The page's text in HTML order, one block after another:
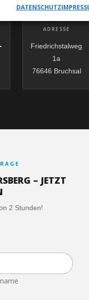
DATENSCHUTZ
ADRESSE
Friedrichstalweg
1a
76646 Bruchsal
– JETZT
2 Stunden!